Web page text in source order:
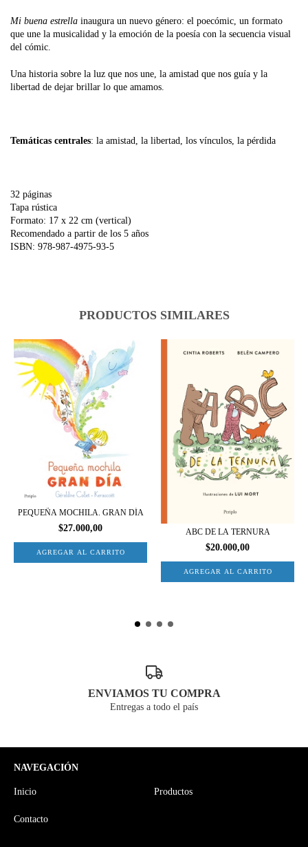
Mi buena estrella inaugura un nuevo género: el poecómic, un formato
que une la musicalidad y la emoción de la poesía con la secuencia visual
del cómic.
Una historia sobre la luz que nos une, la amistad que nos guía y la
libertad de dejar brillar lo que amamos.
Temáticas centrales: la amistad, la libertad, los vínculos, la pérdida
32 páginas
Tapa rústica
Formato: 17 x 22 cm (vertical)
Recomendado a partir de los 5 años
ISBN: 978-987-4975-93-5
PRODUCTOS SIMILARES
PEQUEÑA MOCHILA. GRAN DÍA
$27.000,00 ABC DE LA TERNURA
$20.000,00
ENVIAMOS TU COMPRA
Entregas a todo el país
NAVEGACIÓN
Inicio Productos
Contacto